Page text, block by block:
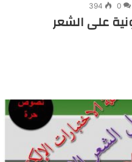
0
394
على الشعر